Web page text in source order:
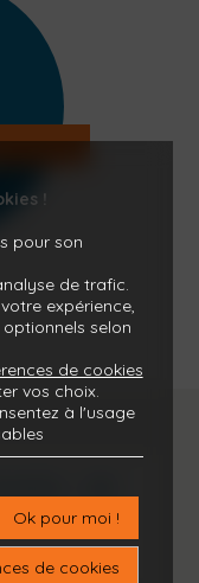
!
pour son
de trafic.
expérience,
selon
de cookies
vos choix.
à l'usage
Ok pour moi !
de cookies